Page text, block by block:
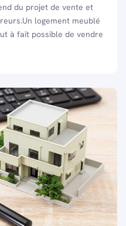
du projet de vente et
logement meublé
à fait possible de vendre